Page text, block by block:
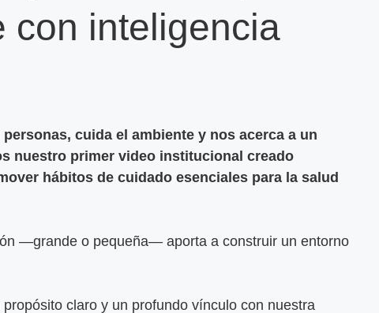
con inteligencia
cuida el ambiente y nos acerca a un
nuestro primer video institucional creado
hábitos de cuidado esenciales para la salud
—grande o pequeña— aporta a construir un entorno
claro y un profundo vínculo con nuestra